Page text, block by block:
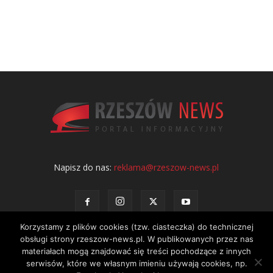
Napisz do nas:reklama@rzeszow-news.pl
Kontakt Polityka prywatności Regulamin portalu
Korzystamy z plików cookies (tzw. ciasteczka) do technicznej
obsługi strony rzeszow-news.pl. W publikowanych przez nas
materiałach mogą znajdować się treści pochodzące z innych
serwisów, które we własnym imieniu używają cookies, np.